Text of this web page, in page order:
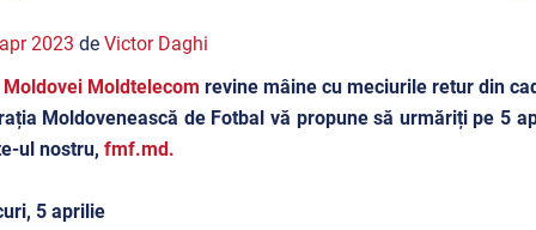
2023 de Victor Daghi
Moldovei Moldtelecom revine mâine cu meciurile retur din
Moldovenească de Fotbal vă propune să urmăriți pe 5
ul nostru, fmf.md.
5 aprilie